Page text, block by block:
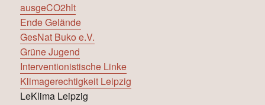
ausgeCO2hlt
Ende Gelände
GesNat Buko e.V.
Grüne Jugend
Interventionistische Linke
Klimagerechtigkeit Leipzig
LeKlima Leipzig